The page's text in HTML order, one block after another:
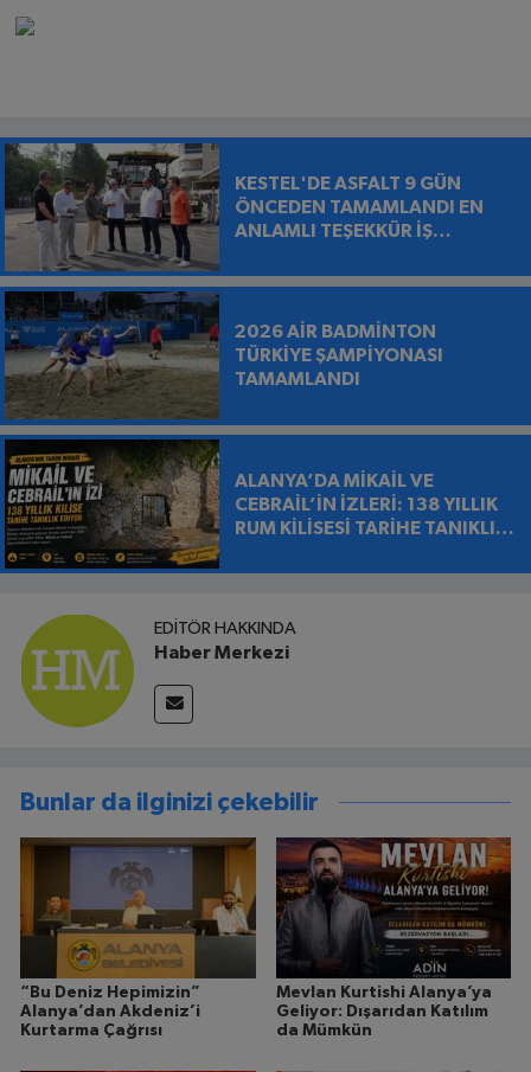
KESTEL'DE ASFALT 9 GÜN
ÖNCEDEN TAMAMLANDI EN
ANLAMLI TEŞEKKÜR İŞ
BIRAKILDI
2026 AİR BADMİNTON
TÜRKİYE ŞAMPİYONASI
TAMAMLANDI
ALANYA’DA MİKAİL VE
CEBRAİL’İN İZLERİ: 138 YILLIK
RUM KİLİSESİ TARİHE TANIKLIK
EDITÖR HAKKINDA
Haber Merkezi
Bunlar da ilginizi çekebilir
“Bu Deniz Hepimizin”
Alanya’dan Akdeniz’i
Kurtarma Çağrısı
Mevlan Kurtishi Alanya’ya
Geliyor: Dışarıdan Katılım
da Mümkün